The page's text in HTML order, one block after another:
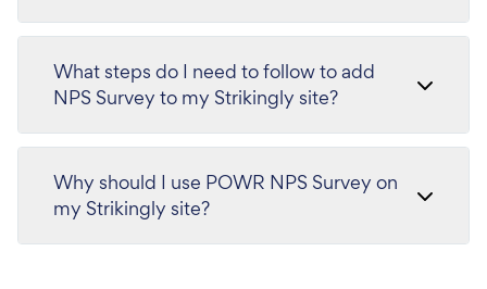
What steps do I need to follow to add
NPS Survey to my Strikingly site?
Why should I use POWR NPS Survey on
my Strikingly site?